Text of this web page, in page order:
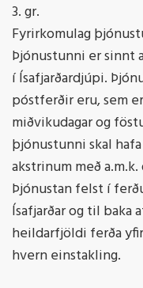
3. gr.
Fyrirkomulag
Þjónustunni er sinnt
í Ísafjarðardjúpi.
póstferðir eru, sem
miðvikudagar og
þjónustunni skal
akstrinum með
Þjónustan felst í
Ísafjarðar og til baka
heildarfjöldi ferða
hvern einstakling.